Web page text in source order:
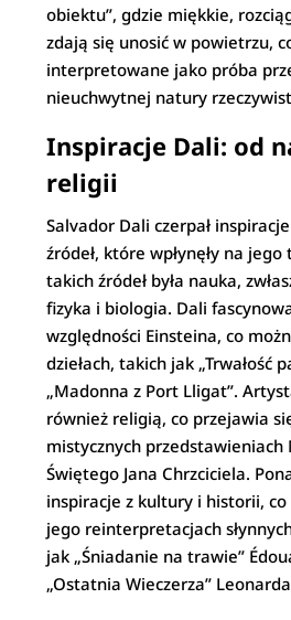
obiektu”, gdzie miękkie,
zdają się unosić w powietrzu,
interpretowane jako próba
nieuchwytnej natury
Inspiracje Dali: od
religii
Salvador Dali czerpał
źródeł, które wpłynęły na jego
takich źródeł była nauka,
fizyka i biologia. Dali
względności Einsteina, co
dziełach, takich jak „Trwałość
„Madonna z Port Lligat”.
również religią, co przejawia
mistycznych przedstawieniach
Świętego Jana Chrzciciela.
inspiracje z kultury i historii,
jego reinterpretacjach
jak „Śniadanie na trawie”
„Ostatnia Wieczerza”